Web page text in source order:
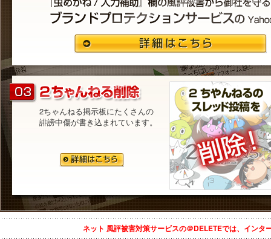
2ちゃんねる掲示板にたくさんの
誹謗中傷が書き込まれています。
ネット 風評被害対策サービスの＠DELETEでは、イン